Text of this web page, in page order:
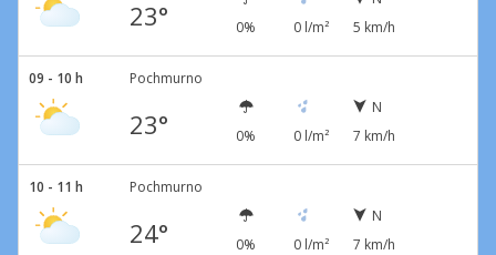
23° 0% 0 l/m²
5 km/h
09 - 10 h Pochmurno
23° 0% 0 l/m²
N
7 km/h
10 - 11 h Pochmurno
24° 0% 0 l/m²
N
7 km/h